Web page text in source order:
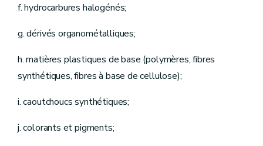
f. hydrocarbures halogénés;
g. dérivés organométalliques;
h. matières plastiques de base (polymères, fibres
synthétiques, fibres à base de cellulose);
i. caoutchoucs synthétiques;
j. colorants et pigments;